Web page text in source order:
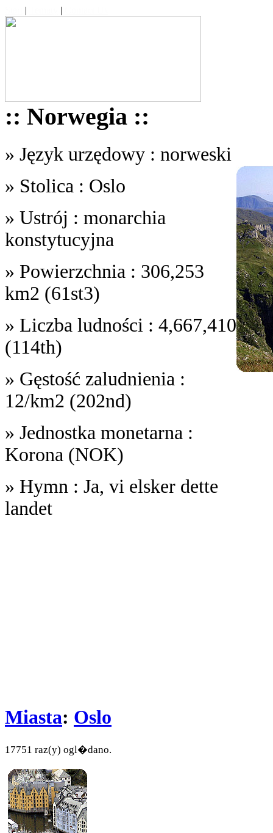
| |
:: Norwegia ::
» Język urzędowy : norweski
» Stolica : Oslo
» Ustrój : monarchia
konstytucyjna
» Powierzchnia : 306,253
km2 (61st3)
» Liczba ludności : 4,667,410
(114th)
» Gęstość zaludnienia :
12/km2 (202nd)
» Jednostka monetarna :
Korona (NOK)
» Hymn : Ja, vi elsker dette
landet
Miasta: Oslo
17751 raz(y) ogl�dano.